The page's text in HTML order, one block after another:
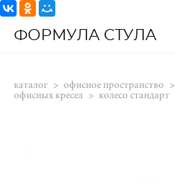
ФОРМУЛА СТУЛА
каталог > офисное пространство >
офисных кресел
> колесо стандарт